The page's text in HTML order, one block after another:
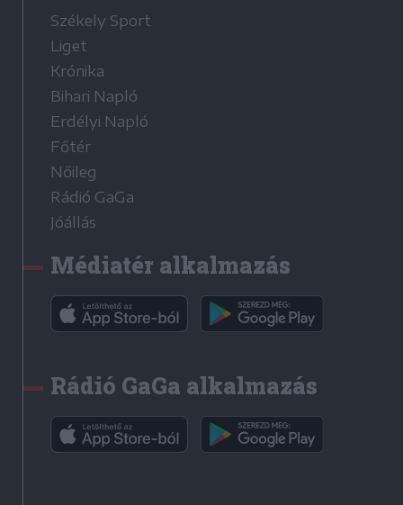
Székely Sport
Liget
Krónika
Bihari Napló
Erdélyi Napló
Főtér
Nőileg
Rádió GaGa
Jóállás
Médiatér alkalmazás
Rádió GaGa alkalmazás